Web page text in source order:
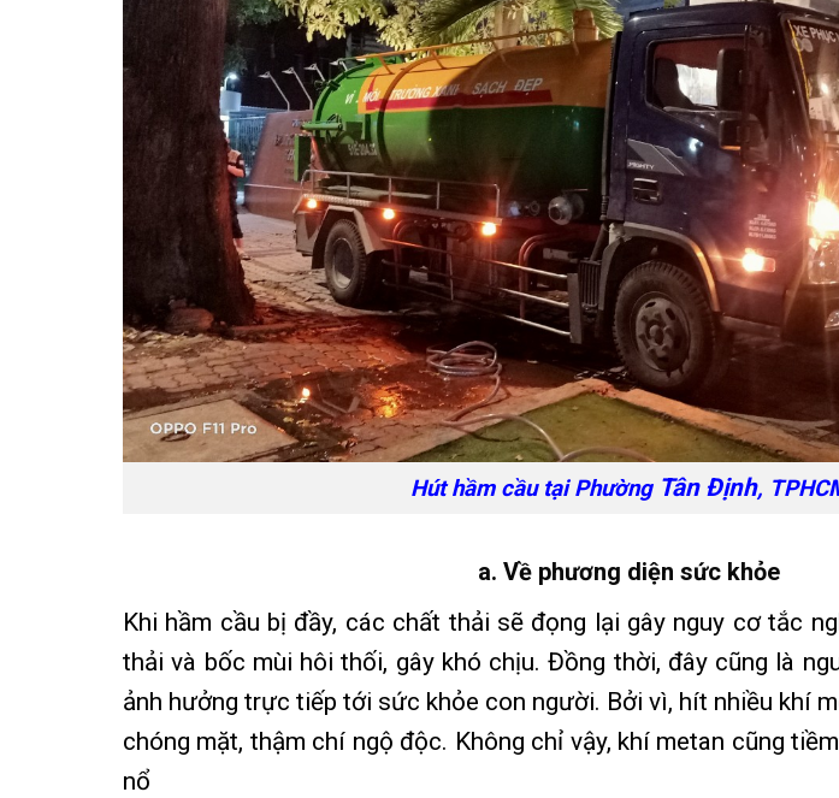
Hút hầm cầu tại Phường Tân Định,
a. Về phương diện sức khỏe
Khi hầm cầu bị đầy, các chất thải sẽ đọng lại gây nguy cơ tắc
thải và bốc mùi hôi thối, gây khó chịu. Đồng thời, đây cũng là
ảnh hưởng trực tiếp tới sức khỏe con người. Bởi vì, hít nhiều khí
chóng mặt, thậm chí ngộ độc. Không chỉ vậy, khí metan cũng
nổ